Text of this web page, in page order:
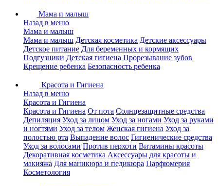
Мама и малыш
Назад в меню
Мама и малыш
Мама и малыш Детская косметика Детские аксессуары
Детское питание Для беременных и кормящих
Подгузники Детская гигиена Прорезывание зубов
Крещение ребенка Безопасность ребенка
Красота и Гигиена
Назад в меню
Красота и Гигиена
Красота и Гигиена От пота Солнцезащитные средства
Депиляция Уход за лицом Уход за ногами Уход за руками
и ногтями Уход за телом Женская гигиена Уход за
полостью рта Выпадение волос Гигиенические средства
Уход за волосами Против перхоти Витамины красоты
Декоративная косметика Аксессуары для красоты и
макияжа Для маникюра и педикюра Парфюмерия
Косметология